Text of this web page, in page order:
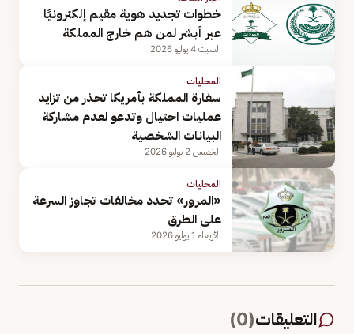
خطوات تجديد هوية مقيم إلكترونيًا
عبر أبشر لمن هم خارج المملكة
السبت 4 يوليو 2026
المحليات
سفارة المملكة بأمريكا تحذر من تزايد
عمليات احتيال وتدعو لعدم مشاركة
البيانات الشخصية
الخميس 2 يوليو 2026
المحليات
«المرور» تحدد مخالفات تجاوز السرعة
على الطرق
الأربعاء 1 يوليو 2026
التعليقات(
0
)